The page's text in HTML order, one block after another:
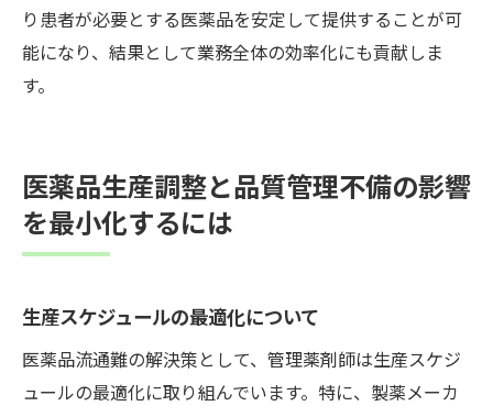
り患者が必要とする医薬品を安定して提供することが可
能になり、結果として業務全体の効率化にも貢献しま
す。
医薬品生産調整と品質管理不備の影響
を最小化するには
生産スケジュールの最適化について
医薬品流通難の解決策として、管理薬剤師は生産スケジ
ュールの最適化に取り組んでいます。特に、製薬メーカ